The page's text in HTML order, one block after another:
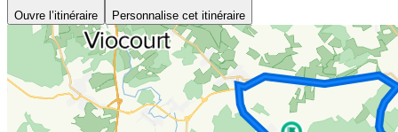
Ouvre l’itinéraire Personnalise cet itinéraire